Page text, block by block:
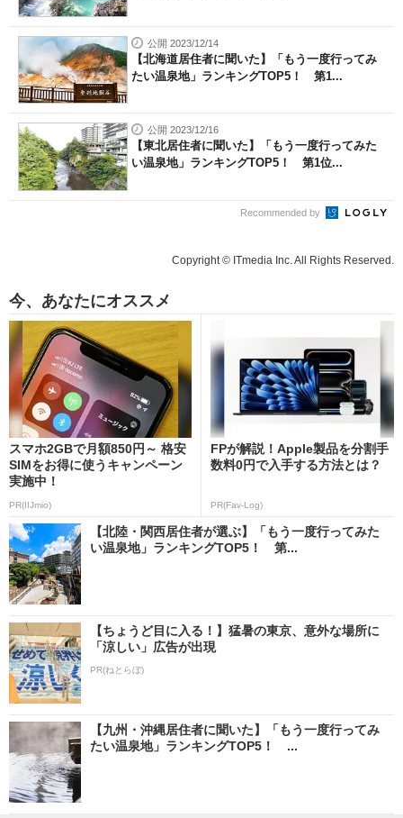
公開 2023/12/14
【北海道居住者に聞いた】「もう一度行ってみ
たい温泉地」ランキングTOP5！ 第1...
公開 2023/12/16
【東北居住者に聞いた】「もう一度行ってみた
い温泉地」ランキングTOP5！ 第1位...
Recommended by
Copyright © ITmedia Inc. All Rights Reserved.
今、あなたにオススメ
スマホ2GBで月額850円～ 格安
SIMをお得に使うキャンペーン
実施中！
PR(IIJmio)
FPが解説！Apple製品を分割手
数料0円で入手する方法とは？
PR(Fav-Log)
【北陸・関西居住者が選ぶ】「もう一度行ってみた
い温泉地」ランキングTOP5！ 第...
【ちょうど目に入る！】猛暑の東京、意外な場所に
「涼しい」広告が出現
PR(ねとらぼ)
【九州・沖縄居住者に聞いた】「もう一度行ってみ
たい温泉地」ランキングTOP5！ ...